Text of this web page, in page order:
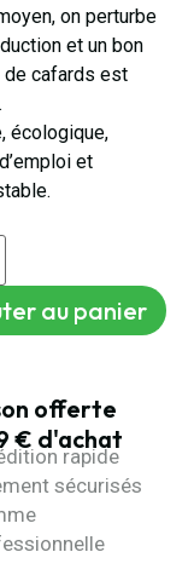
on perturbe
et un bon
de cafards est
écologique,
et
au panier
offerte
€ d'achat
rapide
sécurisés